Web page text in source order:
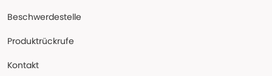
Beschwerdestelle
Produktrückrufe
Kontakt